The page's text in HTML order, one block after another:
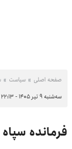
صفحه اصلی سیاست
سه‌شنبه ۹ تیر ۱۴۰۵ - ۲۲:۱۳
فرمانده